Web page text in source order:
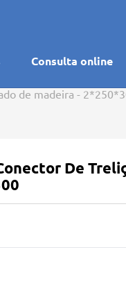
Consulta online
de madeira -
De